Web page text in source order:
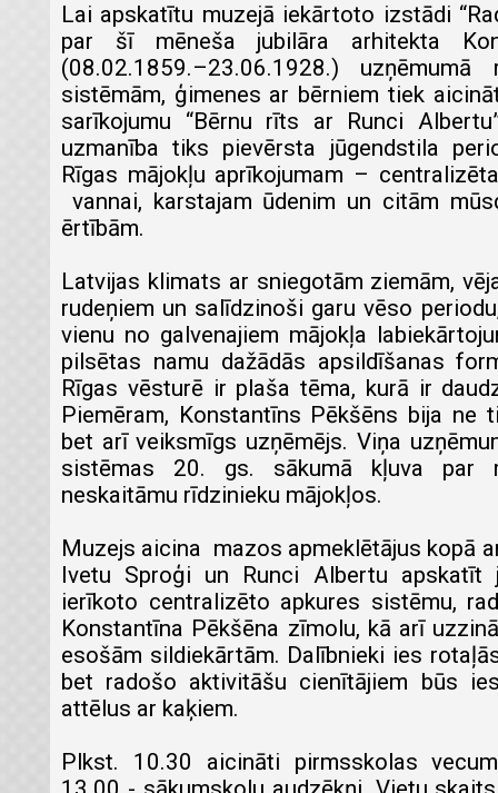
Lai apskatītu muzejā iekārtoto izstādi
par šī mēneša jubilāra arhitekta
(08.02.1859.–23.06.1928.) uzņēmumā
sistēmām, ģimenes ar bērniem tiek
sarīkojumu “Bērnu rīts ar Runci
uzmanība tiks pievērsta jūgendstila
Rīgas mājokļu aprīkojumam –
vannai, karstajam ūdenim un citām
ērtībām.
Latvijas klimats ar sniegotām ziemām,
rudeņiem un salīdzinoši garu vēso
vienu no galvenajiem mājokļa
pilsētas namu dažādās apsildīšanas
Rīgas vēsturē ir plaša tēma, kurā ir
Piemēram, Konstantīns Pēkšēns bija ne
bet arī veiksmīgs uzņēmējs. Viņa
sistēmas 20. gs. sākumā kļuva par
neskaitāmu rīdzinieku mājokļos.
Muzejs aicina mazos apmeklētājus kopā
Ivetu Sproģi un Runci Albertu apskatīt
ierīkoto centralizēto apkures sistēmu,
Konstantīna Pēkšēna zīmolu, kā arī
esošām sildiekārtām. Dalībnieki ies
bet radošo aktivitāšu cienītājiem būs
attēlus ar kaķiem.
Plkst. 10.30 aicināti pirmsskolas